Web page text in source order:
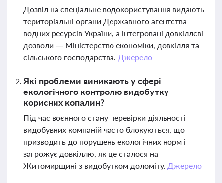
Дозвіл на спеціальне водокористування видають
територіальні органи Державного агентства
водних ресурсів України, а інтегровані довкіллєві
дозволи — Міністерство економіки, довкілля та
сільського господарства. Джерело
Які проблеми виникають у сфері
екологічного контролю видобутку
корисних копалин?
Під час воєнного стану перевірки діяльності
видобувних компаній часто блокуються, що
призводить до порушень екологічних норм і
загрожує довкіллю, як це сталося на
Житомирщині з видобутком доломіту. Джерело